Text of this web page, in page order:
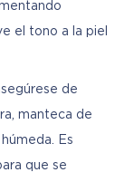
el tono a la piel
de
manteca de
Es
que se